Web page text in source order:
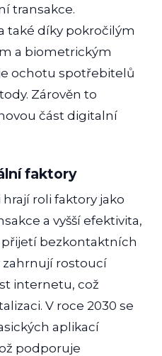
transakce.
také díky pokročilým
a biometrickým
ochotu spotřebitelů
Zárověn to
část digitalní
faktory
roli faktory jako
a vyšší efektivita,
bezkontaktních
zahrnují rostoucí
internetu, což
V roce 2030 se
aplikací
podporuje